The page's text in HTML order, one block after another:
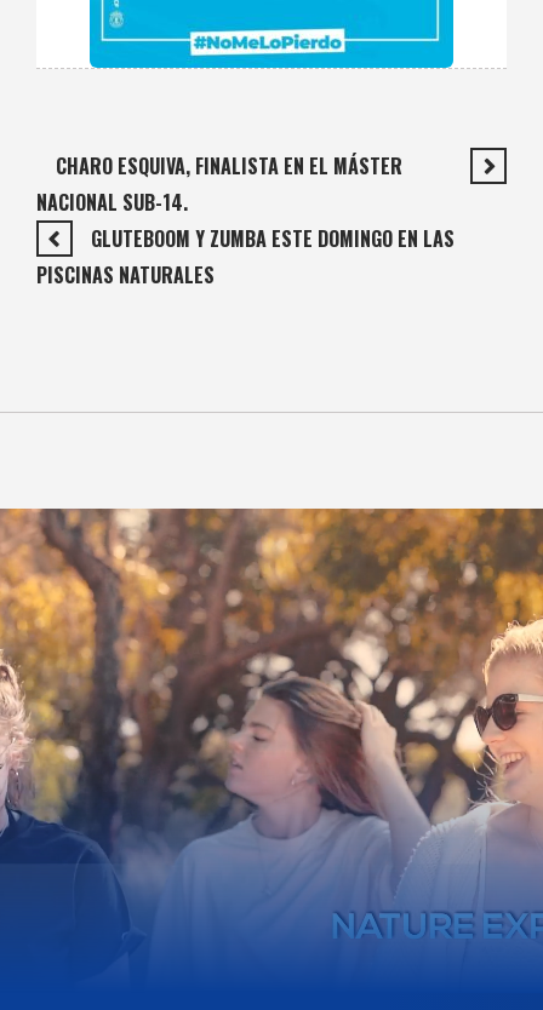
CHARO ESQUIVA, FINALISTA EN EL MÁSTER
NACIONAL SUB-14.
GLUTEBOOM Y ZUMBA ESTE DOMINGO EN LAS
PISCINAS NATURALES